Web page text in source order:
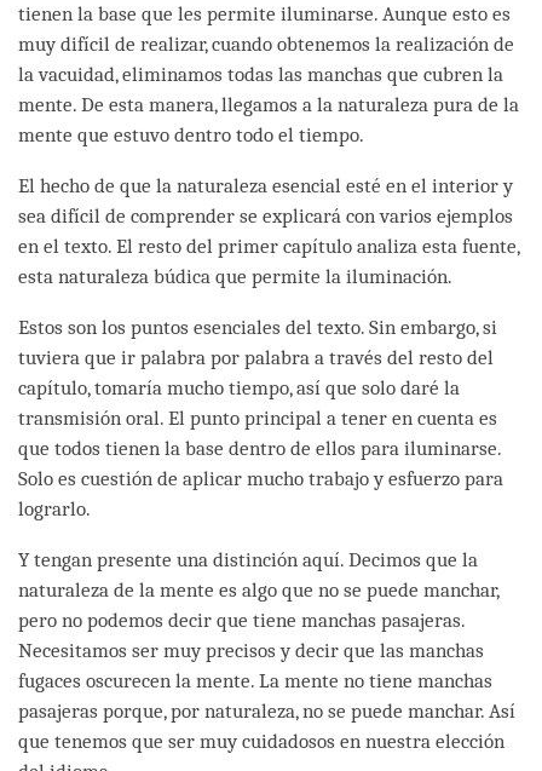
tienen la base que les permite iluminarse. Aunque esto es
muy difícil de realizar, cuando obtenemos la realización de
la vacuidad, eliminamos todas las manchas que cubren la
mente. De esta manera, llegamos a la naturaleza pura de la
mente que estuvo dentro todo el tiempo.
El hecho de que la naturaleza esencial esté en el interior y
sea difícil de comprender se explicará con varios ejemplos
en el texto. El resto del primer capítulo analiza esta fuente,
esta naturaleza búdica que permite la iluminación.
Estos son los puntos esenciales del texto. Sin embargo, si
tuviera que ir palabra por palabra a través del resto del
capítulo, tomaría mucho tiempo, así que solo daré la
transmisión oral. El punto principal a tener en cuenta es
que todos tienen la base dentro de ellos para iluminarse.
Solo es cuestión de aplicar mucho trabajo y esfuerzo para
lograrlo.
Y tengan presente una distinción aquí. Decimos que la
naturaleza de la mente es algo que no se puede manchar,
pero no podemos decir que tiene manchas pasajeras.
Necesitamos ser muy precisos y decir que las manchas
fugaces oscurecen la mente. La mente no tiene manchas
pasajeras porque, por naturaleza, no se puede manchar. Así
que tenemos que ser muy cuidadosos en nuestra elección